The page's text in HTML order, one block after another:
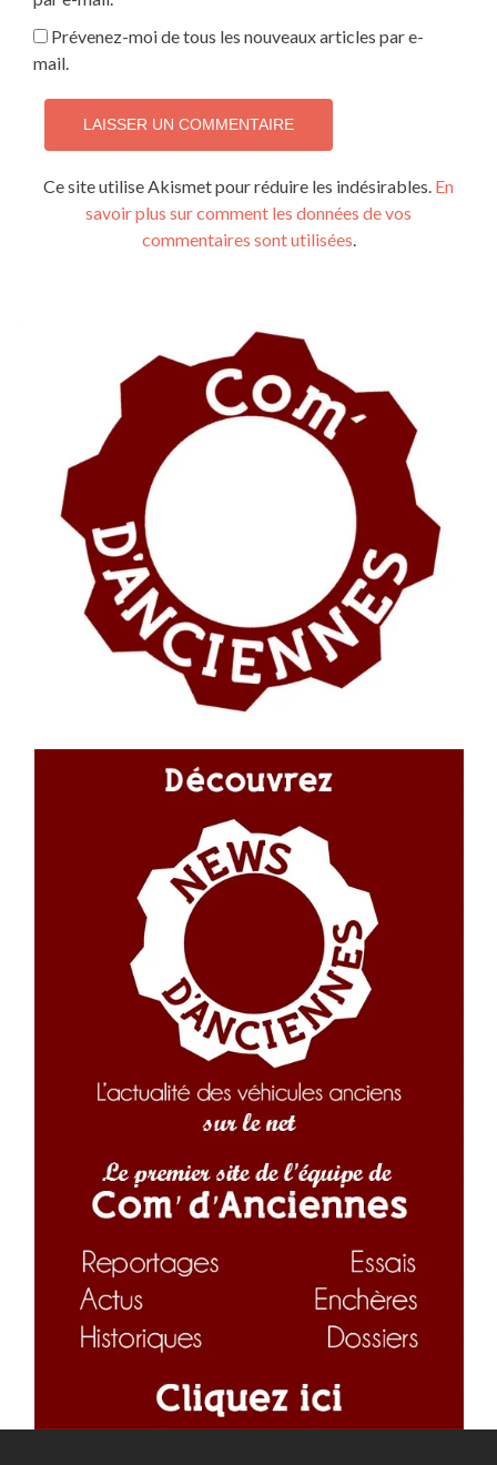
Prévenez-moi de tous les nouveaux articles par e-
mail.
Ce site utilise Akismet pour réduire les indésirables. En
savoir plus sur comment les données de vos
commentaires sont utilisées.